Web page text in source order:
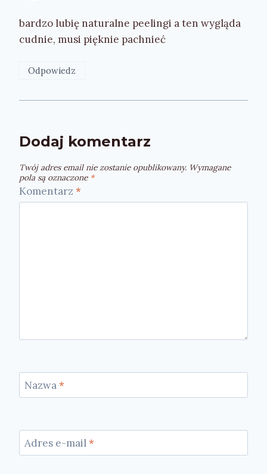
bardzo lubię naturalne peelingi a ten wygląda
cudnie, musi pięknie pachnieć
Odpowiedz
Dodaj komentarz
Twój adres email nie zostanie opublikowany. Wymagane
pola są oznaczone *
Komentarz *
Nazwa*
Adres e-mail*